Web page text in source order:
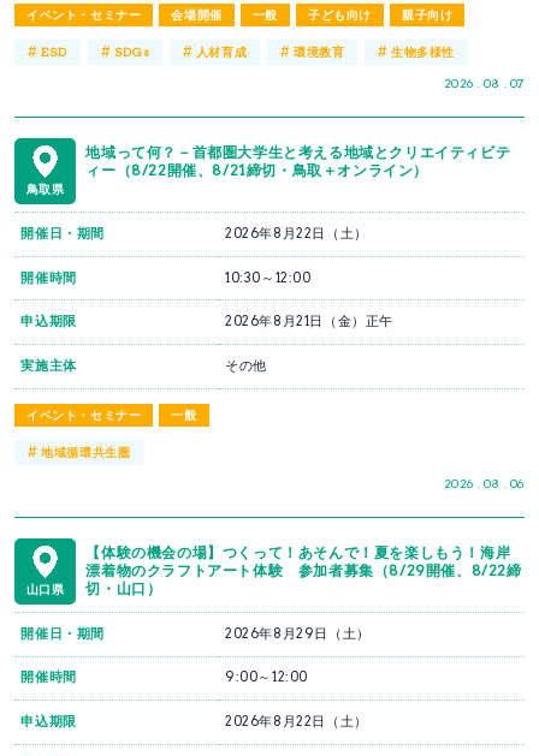
イベント・セミナー 会場開催 一般 子ども向け 親子向け
2026 . 08 . 07
#ESD # SDGs # 人材育成 # 環境教育 #生物多様性
鳥取県
地域って何？－首都圏大学生と考える地域とクリエイティビテ
ィー（8/22開催、8/21締切・鳥取＋オンライン）
イベント・セミナー 一般
2026 . 08 . 06
開催日・期間 2026年8月22日（土）
開催時間 10:30～12:00
申込期限 2026年8月21日（金）正午
実施主体 その他
#地域循環共生圏
山口県
【体験の機会の場】つくって！あそんで！夏を楽しもう！海岸
漂着物のクラフトアート体験 参加者募集（8/29開催、8/22締
切・山口）
開催日・期間 2026年8月29日（土）
開催時間 9:00～12:00
申込期限 2026年8月22日（土）